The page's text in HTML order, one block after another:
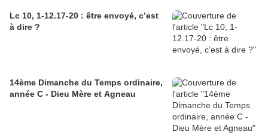
Lc 10, 1-12.17-20 : être envoyé, c’est
à dire ?
14ème Dimanche du Temps ordinaire,
année C - Dieu Mère et Agneau